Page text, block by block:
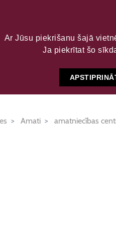
DATU PORTĀLS
Amati amatniecības
Ar Jūsu piekrišanu šajā
Ja piekrītat šo